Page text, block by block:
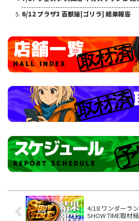
6/12 プラザ3 百獣撮[ゴリラ] 結果報告
4/18 ワンダーラ
SHOW TIME取材